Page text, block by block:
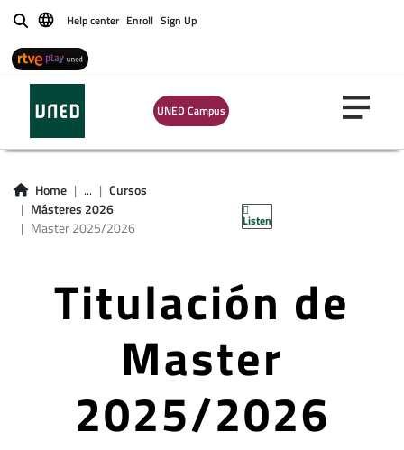
BuscarHelp center Enroll Sign Up
UNED Campus
Home ...
Cursos
Másteres 2026
Master 2025/2026
Listen
Titulación de
Master
2025/2026